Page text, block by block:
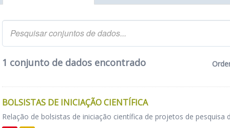
1 conjunto de dados encontrado
BOLSISTAS DE INICIAÇÃO CIENTÍFICA
Relação de bolsistas de iniciação científica de projetos de pesquisa